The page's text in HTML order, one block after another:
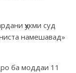
ҳукми суд
намешавад»
ба моддаи 11